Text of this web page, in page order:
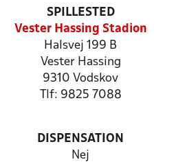
SPILLESTED
Vester Hassing Stadion
Halsvej 199 B
Vester Hassing
9310 Vodskov
Tlf: 9825 7088
DISPENSATION
Nej